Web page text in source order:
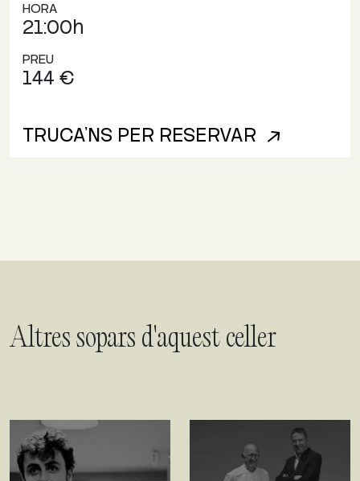
HORA
21:00h
PREU
144 €
TRUCA'NS PER RESERVAR
Altres sopars d'aquest celler